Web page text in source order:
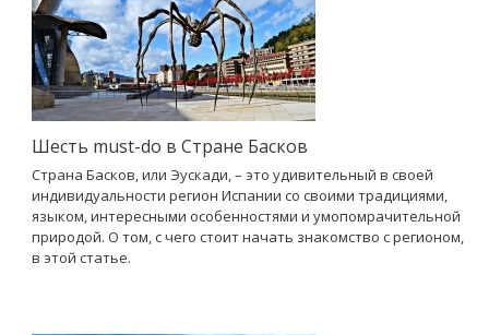
Шесть must-do в Стране Басков
Страна Басков, или Эускади, – это удивительный в своей
индивидуальности регион Испании со своими традициями,
языком, интересными особенностями и умопомрачительной
природой. О том, с чего стоит начать знакомство с регионом,
в этой статье.